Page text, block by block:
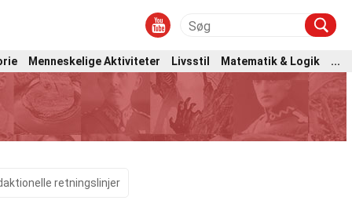
Menneskelige Aktiviteter Livsstil Matematik & Logik ...
retningslinjer